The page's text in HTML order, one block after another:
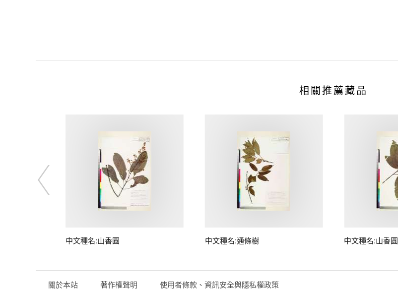
相關推薦藏品
中文種名:山香圓 中文種名:通條樹 中文種名:山香圓
關於本站 著作權聲明 使用者條款、資訊安全與隱私權政策